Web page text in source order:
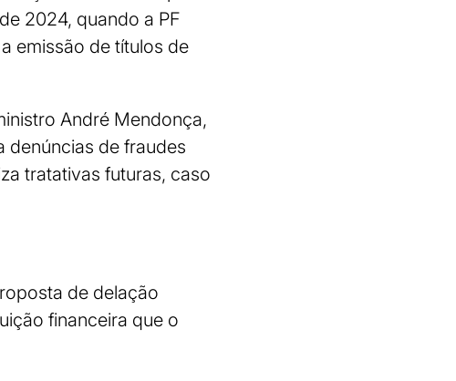
2024, quando a PF
emissão de títulos de
André Mendonça,
denúncias de fraudes
tratativas futuras, caso
de delação
financeira que o